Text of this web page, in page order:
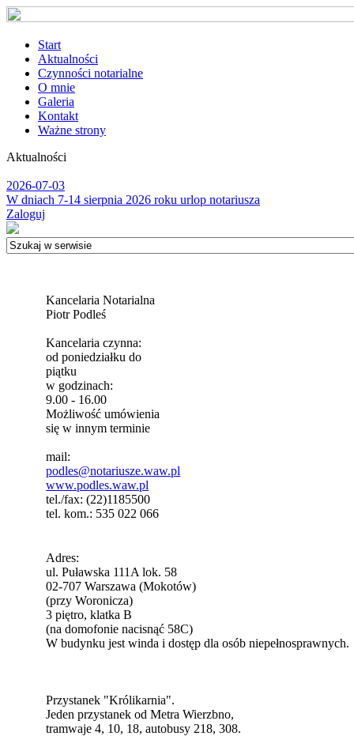
Start
Aktualności
Czynności notarialne
O mnie
Galeria
Kontakt
Ważne strony
Aktualności
2026-07-03
W dniach 7-14 sierpnia 2026 roku urlop notariusza
Zaloguj
Kancelaria Notarialna
Piotr Podleś
Kancelaria czynna:
od poniedziałku do
piątku
w godzinach:
9.00 - 16.00
Możliwość umówienia
się w innym terminie
mail:
podles@notariusze.waw.pl
www.podles.waw.pl
tel./fax:(22)1185500
tel. kom.: 535 022 066
Adres:
ul. Puławska 111A lok. 58
02-707 Warszawa (Mokotów)
(przy Woronicza)
3 piętro, klatka B
(na domofonie nacisnąć 58C)
W budynku jest winda i dostęp dla osób niepełnosprawnych.
Przystanek "Królikarnia".
Jeden przystanek od Metra Wierzbno,
tramwaje 4, 10, 18, autobusy 218, 308.